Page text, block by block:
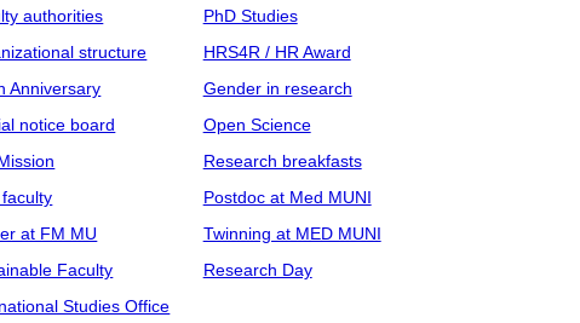
authorities
structure
Anniversary
notice board
at FM MU
Faculty
Studies Office
PhD Studies
HRS4R / HR Award
Gender in research
Open Science
Research breakfasts
Postdoc at Med MUNI
Twinning at MED MUNI
Research Day